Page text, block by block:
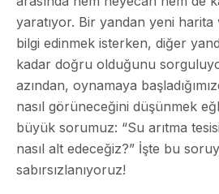
yaratıyor. Bir yandan yeni harita
bilgi edinmek isterken, diğer
kadar doğru olduğunu
azından, oynamaya
nasıl görüneceğini düşünmek
büyük sorumuz: “Su arıtma
nasıl alt edeceğiz?” İşte bu
sabırsızlanıyoruz!